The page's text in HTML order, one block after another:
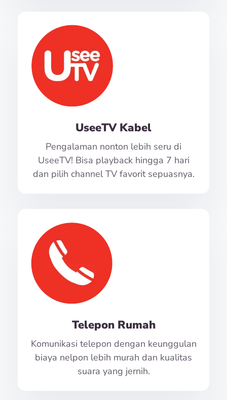
UseeTV Kabel
Pengalaman nonton lebih seru di
UseeTV! Bisa playback hingga 7 hari
dan pilih channel TV favorit sepuasnya.
Telepon Rumah
Komunikasi telepon dengan keunggulan
biaya nelpon lebih murah dan kualitas
suara yang jernih.